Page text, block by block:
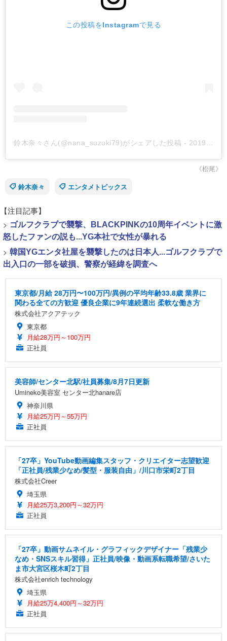
この投稿をInstagramで見る
鈴木奈々さん(@nana_suzuki79)がシェアした投稿 - 2019年 8月月19日午前7時40分PDT
《松尾》
鈴木奈々
エンタメトピックス
【注目記事】
> ゴルフクラブで襲撃、BLACKPINKの10周年イベントに激
怒したファンの説も...YG本社で女性が暴れる
> 韓国YGエンタ社屋を襲撃したのは日本人...ゴルフクラブで
出入口の一部を破損、警察が経緯を調査へ
東京都/月給 28万円〜100万円/異例の平均年齢33.8歳 業界に
関わる全ての方歓迎 優良企業に9年連続選出 柔軟な働き方
株式会社アクアテック
東京都
月給28万円～100万円
正社員
美容師/センター北駅/社員募集/8月7日更新
Umineko美容室 センター北hanare店
神奈川県
月給25万円～55万円
正社員
「27卒」YouTube動画編集スタッフ・クリエイター志望歓迎
「正社員/残業少なめ/髪型・服装自由」/川口市栄町2丁目
株式会社Creer
埼玉県
月給25万3,200円～32万円
正社員
「27卒」動画サムネイル・グラフィックデザイナー「残業少
なめ・SNSスキル習得」正社員/映像・動画系転職希望/さいた
ま市大宮区桜木町2丁目
株式会社enrich technology
埼玉県
月給25万4,400円～32万円
正社員